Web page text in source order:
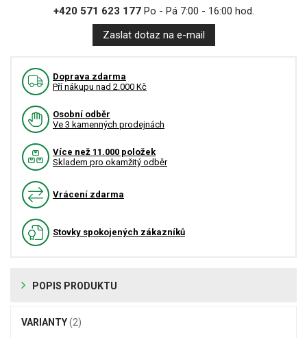
+420 571 623 177Po - Pá 7:00 - 16:00 hod.
Zaslat dotaz na e-mail
Doprava zdarma
Pří nákupu nad 2.000 Kč
Osobní odběr
Ve 3 kamenných prodejnách
Více než 11.000 položek
Skladem pro okamžitý odběr
Vrácení zdarma
Stovky spokojených zákazníků
POPIS PRODUKTU
VARIANTY(2)